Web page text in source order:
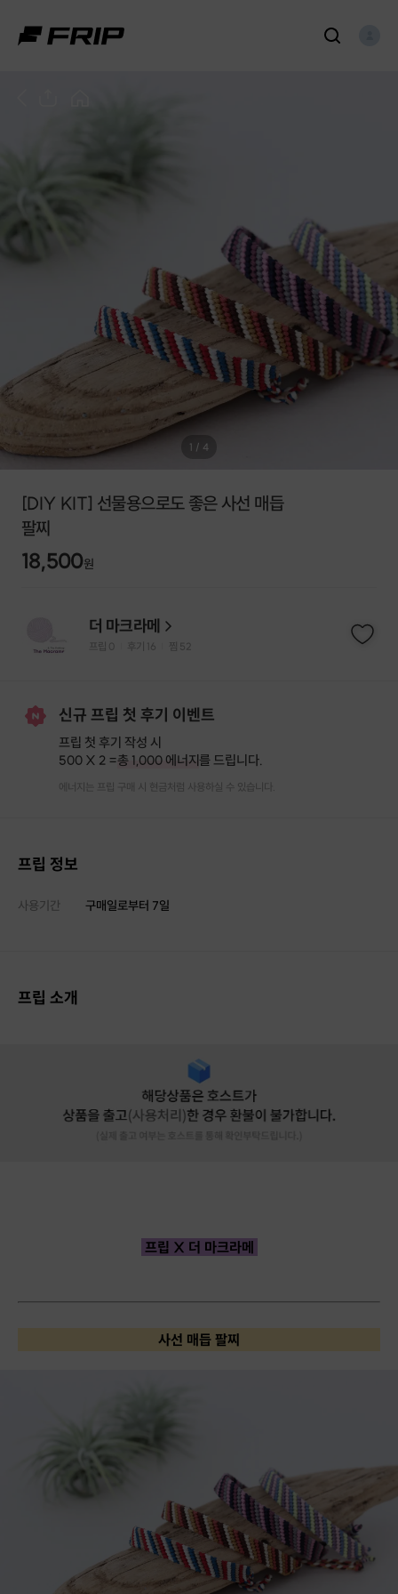
1 / 4
[DIY KIT] 선물용으로도 좋은 사선 매듭
팔찌
18,500원
더 마크라메
프립 0 후기 16 찜 52
신규 프립 첫 후기 이벤트
프립 첫 후기 작성 시
500 X 2 =총 1,000 에너지를 드립니다.
에너지는 프립 구매 시 현금처럼 사용하실 수 있습니다.
프립 정보
사용기간 구매일로부터 7일
프립 소개
프립 X 더 마크라메
사선 매듭 팔찌